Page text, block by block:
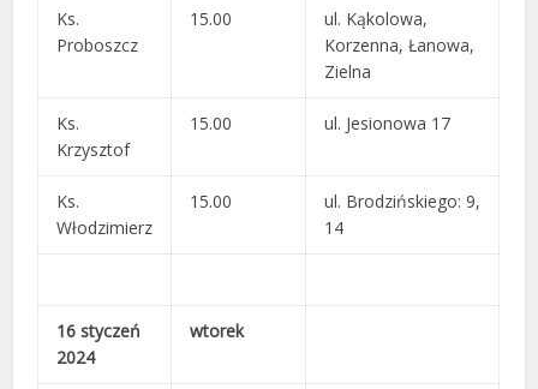
Ks.
Proboszcz
15.00
ul. Kąkolowa,
Korzenna, Łanowa,
Zielna
Ks.
Krzysztof
15.00 ul. Jesionowa 17
Ks.
Włodzimierz
15.00
ul. Brodzińskiego: 9,
14
16 styczeń
2024
wtorek